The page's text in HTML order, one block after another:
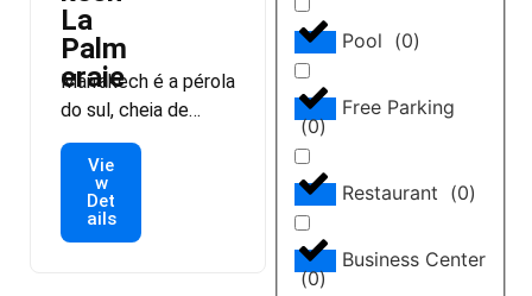
Pool (0)
Free Parking
(0)
Restaurant (0)
Business Center
(0)
a atmosfera serena
com a decoração […]
La
Palm
eraie
Marrakech é a pérola
do sul, cheia de
charme, mistério e
agitação, na
encruzilhada do
Saara e do Alto
Vie
w
Det
ails